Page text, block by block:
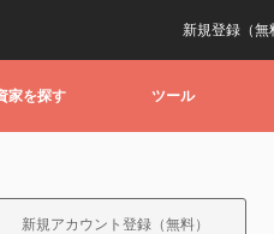
新規登録（無
家を探す ツール
新規アカウント登録（無料）